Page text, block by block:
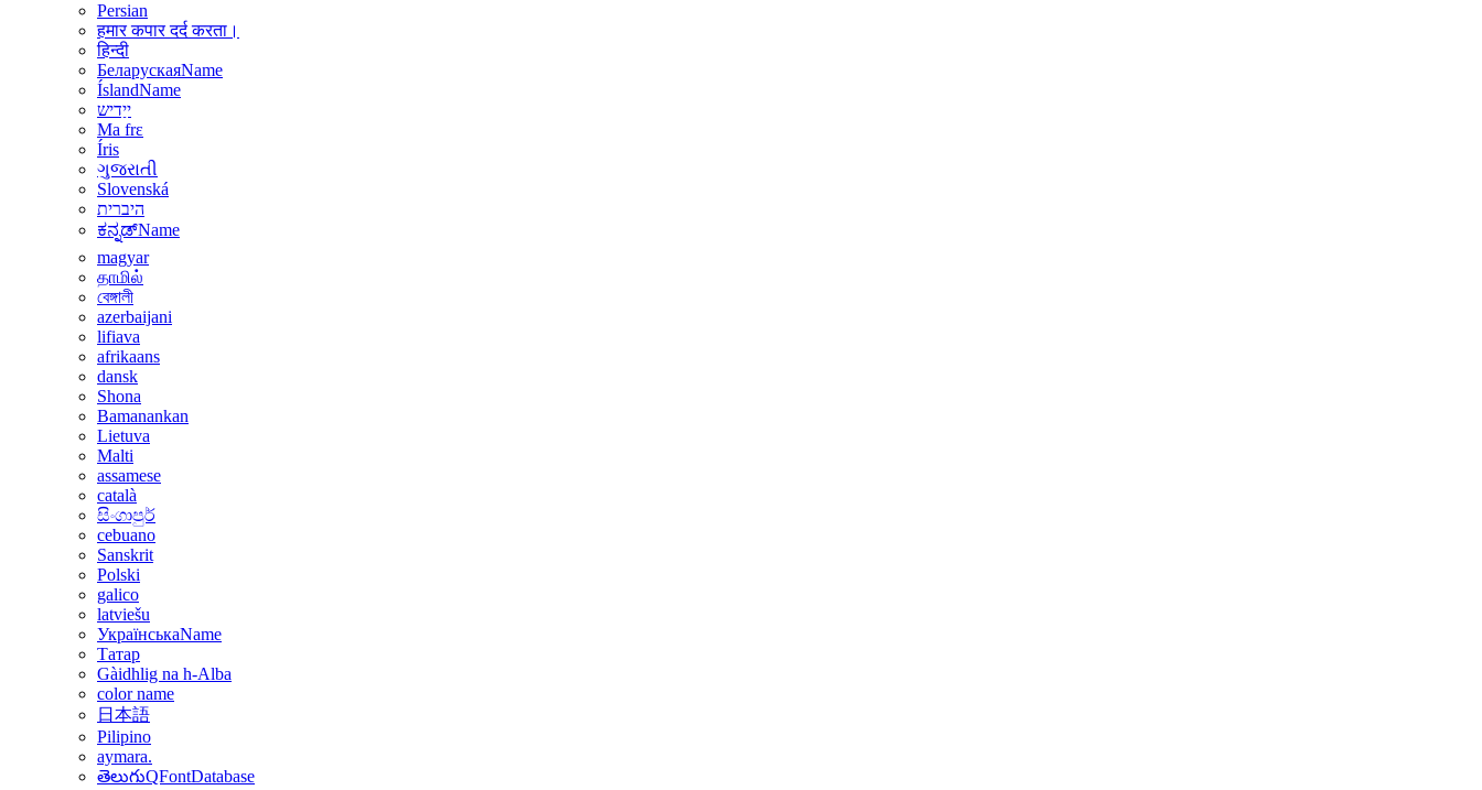
Persian
हमार कपार दर्द करता।
हिन्दी
БеларускаяName
ÍslandName
ייַדיש
Ma frɛ
Íris
ગુજરાતી
Slovenská
היברית
ಕನ್ನಡ್Name
magyar
தாமில்
বেঙ্গালী
azerbaijani
lifiava
afrikaans
dansk
Shona
Bamanankan
Lietuva
Malti
assamese
català
සිංගාපුර්
cebuano
Sanskrit
Polski
galico
latviešu
УкраїнськаName
Татар
Gàidhlig na h-Alba
color name
日本語
Pilipino
aymara.
తెలుగుQFontDatabase